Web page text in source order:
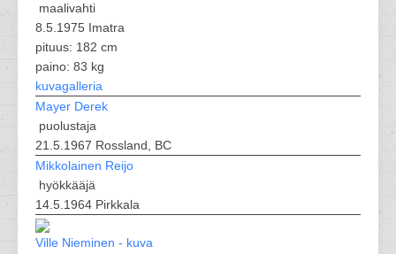
maalivahti
8.5.1975 Imatra
pituus: 182 cm
paino: 83 kg
kuvagalleria
Mayer Derek
puolustaja
21.5.1967 Rossland, BC
Mikkolainen Reijo
hyökkääjä
14.5.1964 Pirkkala